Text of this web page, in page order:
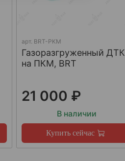
арт. BRT-PKM
Газоразгруженный ДТК
на ПКМ, BRT
21 000 ₽
В наличии
Купить сейчас